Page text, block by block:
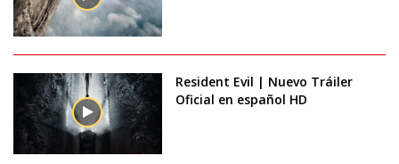
Resident Evil | Nuevo Tráiler
Oficial en español HD